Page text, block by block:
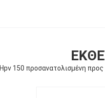
Hpv 150 προσανατολισμένη